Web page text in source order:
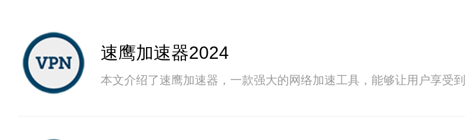
速鹰加速器2024
本文介绍了速鹰加速器，一款强大的网络加速工具，能够让用户享受